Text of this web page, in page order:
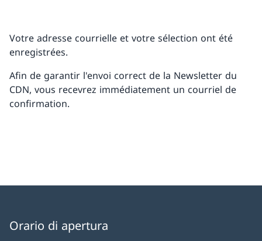
Votre adresse courrielle et votre sélection ont été
enregistrées.
Afin de garantir l'envoi correct de la Newsletter du
CDN, vous recevrez immédiatement un courriel de
confirmation.
Orario di apertura